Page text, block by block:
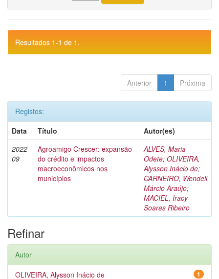
Resultados 1-1 de 1.
Anterior 1 Próxima
Registos:
Data
Título
Autor(es)
2022-
09
Agroamigo Crescer: expansão
do crédito e impactos
macroeconômicos nos
municípios
ALVES, Maria
Odete; OLIVEIRA,
Alysson Inácio de;
CARNEIRO, Wendell
Márcio Araújo;
MACIEL, Iracy
Soares Ribeiro
Refinar
Autor
1
OLIVEIRA, Alysson Inácio de